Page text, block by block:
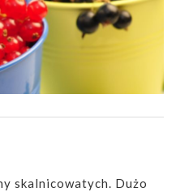
skalnicowatych. Dużo